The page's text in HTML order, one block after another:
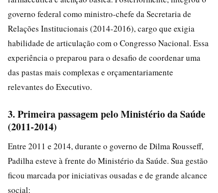
governo federal como ministro-chefe da Secretaria de
Relações Institucionais (2014-2016), cargo que exigia
habilidade de articulação com o Congresso Nacional. Essa
experiência o preparou para o desafio de coordenar uma
das pastas mais complexas e orçamentariamente
relevantes do Executivo.
3. Primeira passagem pelo Ministério da Saúde
(2011-2014)
Entre 2011 e 2014, durante o governo de Dilma Rousseff,
Padilha esteve à frente do Ministério da Saúde. Sua gestão
ficou marcada por iniciativas ousadas e de grande alcance
social: